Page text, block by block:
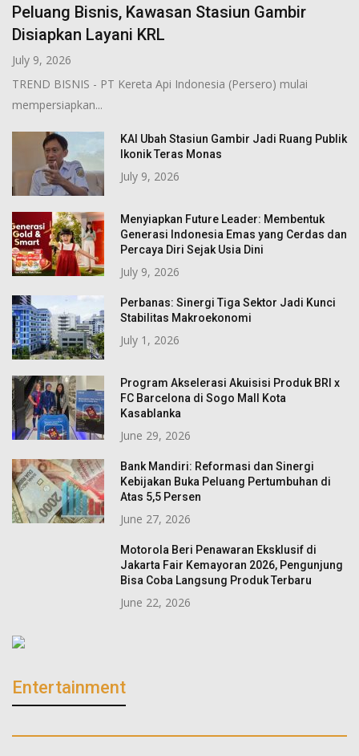
Peluang Bisnis, Kawasan Stasiun Gambir
Disiapkan Layani KRL
July 9, 2026
TREND BISNIS - PT Kereta Api Indonesia (Persero) mulai
mempersiapkan...
KAI Ubah Stasiun Gambir Jadi Ruang Publik
Ikonik Teras Monas
July 9, 2026
Menyiapkan Future Leader: Membentuk
Generasi Indonesia Emas yang Cerdas dan
Percaya Diri Sejak Usia Dini
July 9, 2026
Perbanas: Sinergi Tiga Sektor Jadi Kunci
Stabilitas Makroekonomi
July 1, 2026
Program Akselerasi Akuisisi Produk BRI x
FC Barcelona di Sogo Mall Kota
Kasablanka
June 29, 2026
Bank Mandiri: Reformasi dan Sinergi
Kebijakan Buka Peluang Pertumbuhan di
Atas 5,5 Persen
June 27, 2026
Motorola Beri Penawaran Eksklusif di
Jakarta Fair Kemayoran 2026, Pengunjung
Bisa Coba Langsung Produk Terbaru
June 22, 2026
Entertainment